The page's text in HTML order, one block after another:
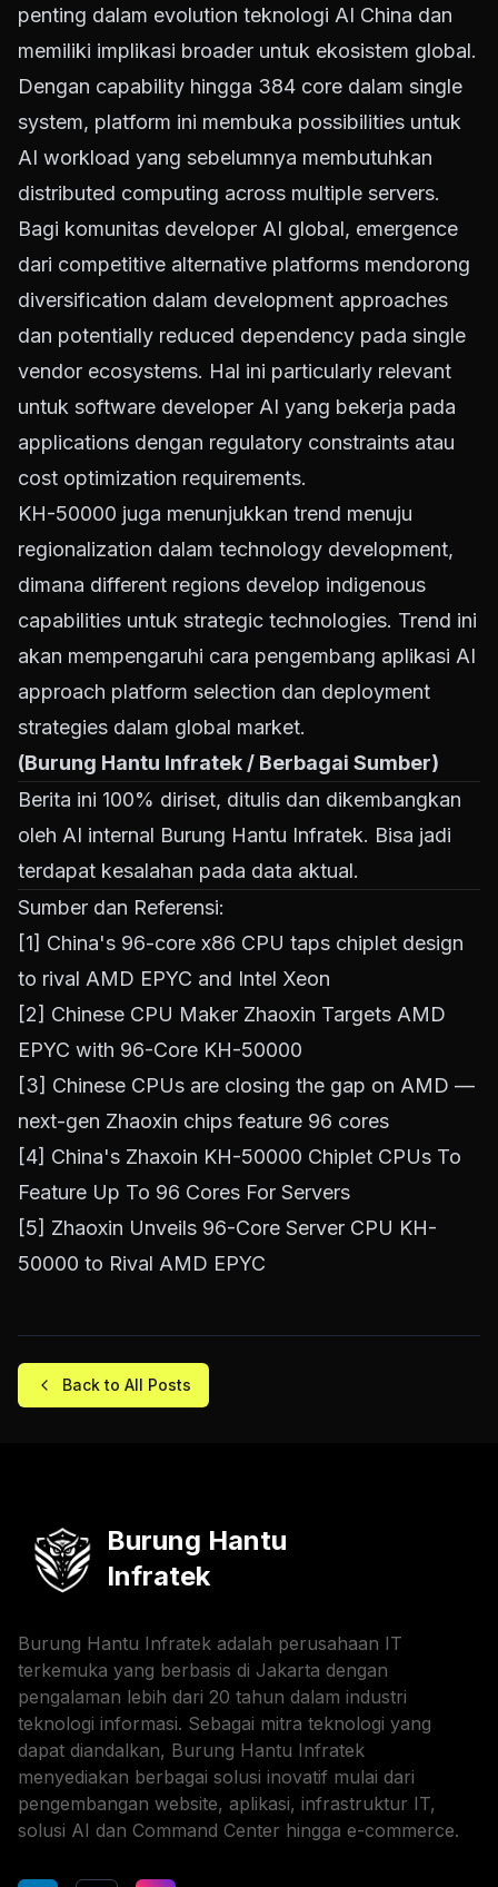
penting dalam evolution teknologi AI China dan
memiliki implikasi broader untuk ekosistem global.
Dengan capability hingga 384 core dalam single
system, platform ini membuka possibilities untuk
AI workload yang sebelumnya membutuhkan
distributed computing across multiple servers.
Bagi komunitas developer AI global, emergence
dari competitive alternative platforms mendorong
diversification dalam development approaches
dan potentially reduced dependency pada single
vendor ecosystems. Hal ini particularly relevant
untuk software developer AI yang bekerja pada
applications dengan regulatory constraints atau
cost optimization requirements.
KH-50000 juga menunjukkan trend menuju
regionalization dalam technology development,
dimana different regions develop indigenous
capabilities untuk strategic technologies. Trend ini
akan mempengaruhi cara pengembang aplikasi AI
approach platform selection dan deployment
strategies dalam global market.
(Burung Hantu Infratek / Berbagai Sumber)
Berita ini 100% diriset, ditulis dan dikembangkan
oleh AI internal Burung Hantu Infratek. Bisa jadi
terdapat kesalahan pada data aktual.
Sumber dan Referensi:
[1] China's 96-core x86 CPU taps chiplet design
to rival AMD EPYC and Intel Xeon
[2] Chinese CPU Maker Zhaoxin Targets AMD
EPYC with 96-Core KH-50000
[3] Chinese CPUs are closing the gap on AMD —
next-gen Zhaoxin chips feature 96 cores
[4] China's Zhaxoin KH-50000 Chiplet CPUs To
Feature Up To 96 Cores For Servers
[5] Zhaoxin Unveils 96-Core Server CPU KH-
50000 to Rival AMD EPYC
Back to All Posts
Burung Hantu
Infratek
Burung Hantu Infratek adalah perusahaan IT
terkemuka yang berbasis di Jakarta dengan
pengalaman lebih dari 20 tahun dalam industri
teknologi informasi. Sebagai mitra teknologi yang
dapat diandalkan, Burung Hantu Infratek
menyediakan berbagai solusi inovatif mulai dari
pengembangan website, aplikasi, infrastruktur IT,
solusi AI dan Command Center hingga e-commerce.